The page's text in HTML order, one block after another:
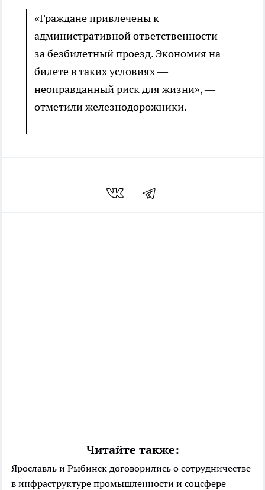
«Граждане привлечены к
административной ответственности
за безбилетный проезд. Экономия на
билете в таких условиях —
неоправданный риск для жизни», —
отметили железнодорожники.
Читайте также:
Ярославль и Рыбинск договорились о сотрудничестве
в инфраструктуре промышленности и соцсфере